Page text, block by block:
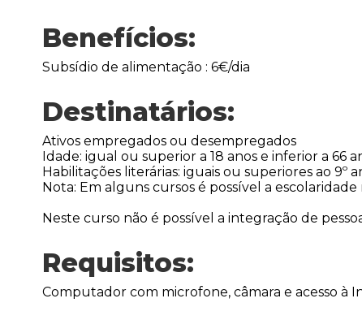
Benefícios:
Subsídio de alimentação : 6€/dia
Destinatários:
Ativos empregados ou desempregados
Idade: igual ou superior a 18 anos e inferior a 66
Habilitações literárias: iguais ou superiores ao 9º
Nota: Em alguns cursos é possível a escolaridade
Neste curso não é possível a integração de
Requisitos:
Computador com microfone, câmara e acesso à